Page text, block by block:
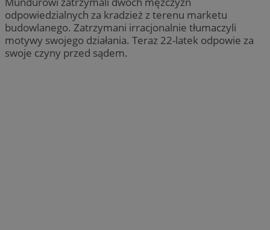
odpowiedzialnych za kradzież z terenu marketu
budowlanego. Zatrzymani irracjonalnie tłumaczyli
motywy swojego działania. Teraz 22-latek odpowie za
swoje czyny przed sądem.